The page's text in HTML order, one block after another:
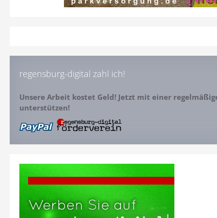
regensburg-digital zahl ich!
Unsere Arbeit kostet Geld! Jetzt mit einer
unterstützen!